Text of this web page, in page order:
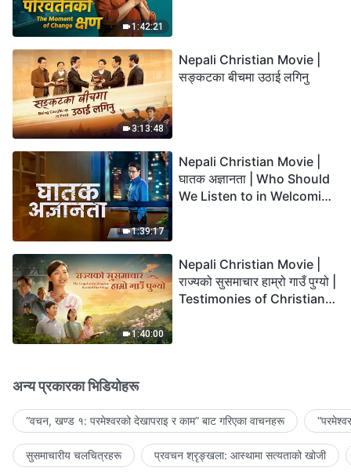
1:42:21
3:13:48
Nepali Christian Movie |
सङ्कटका बीचमा उठाई लगिनु
1:39:17
Nepali Christian Movie |
घातक अज्ञानता | Who Should
We Listen to in Welcoming
1:40:00
Nepali Christian Movie |
राज्यको सुसमाचार हाम्रो गाउँ पुग्यो |
Testimonies of Christians
अन्य प्रकारका भिडियोहरू
“वचन, खण्ड १: परमेश्‍वरको देखापराइ र काम” बाट गरिएका वाचनहरू
सुसमाचारीय चलचित्रहरू प्रवचन श्रृङ्खला: आस्थामा सत्यताको खोजी